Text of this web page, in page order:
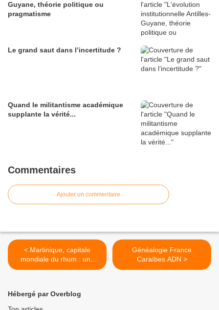
Guyane, théorie politique ou
pragmatisme
Le grand saut dans l’incertitude ?
Quand le militantisme académique
supplante la vérité...
Commentaires
Ajouter un commentaire
< Martinique, capitale
mondiale du rhum : une
ambition à portée de verre
Généalogie France
Caraïbes ADN >
Hébergé par Overblog